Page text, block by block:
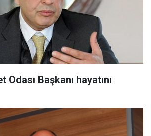
Başkanı hayatını